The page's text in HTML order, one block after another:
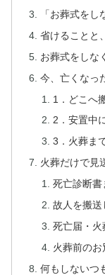
「お葬式を
省けることと
お葬式をしな
今、亡くなっ
1．どこへ
2．安置中
3．火葬ま
火葬だけで見
死亡診断書
故人を搬送
死亡届・火
火葬前のお
何もしないつ